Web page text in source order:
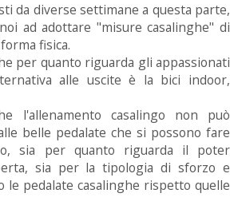
da diverse settimane a questa parte,
ad adottare "misure casalinghe" di
fisica.
per quanto riguarda gli appassionati
alle uscite è la bici indoor,
l'allenamento casalingo non può
belle pedalate che si possono fare
sia per quanto riguarda il poter
sia per la tipologia di sforzo e
le pedalate casalinghe rispetto quelle